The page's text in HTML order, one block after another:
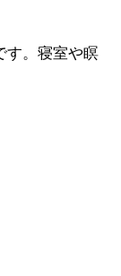
す。寝室や瞑